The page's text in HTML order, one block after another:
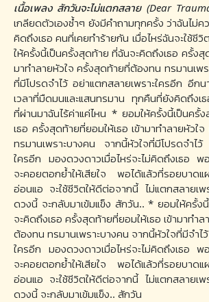
เนื้อเพลง สักวันจะไม่แตกสลาย (Dear
เกลียดตัวเองซ้ำๆ ยังมีคำถามทุกครั้ง ว่าฉันไม่
คิดถึงเธอ คนที่เคยทำร้ายกัน เมื่อไหร่ฉันจะใช้ชี
ให้ครั้งนี้เป็นครั้งสุดท้าย ที่ฉันจะคิดถึงเธอ ครั้งสุ
มาทำลายหัวใจ ครั้งสุดท้ายที่ต้องทน ทรมานเพ
ที่มีโปรดจำไว้ อย่าแตกสลายเพราะใครอีก อีก
เวลาที่มืดมนและแสนทรมาน ทุกคืนที่ยังคิดถึงเ
ที่ผ่านมาฉันไร้ค่าแค่ไหน * ยอมให้ครั้งนี้เป็นครั้
เธอ ครั้งสุดท้ายที่ยอมให้เธอ เข้ามาทำลายหัว
ทรมานเพราะบางคน จากนี้หัวใจที่มีโปรดจำไ
ใครอีก มองดวงดาวเมื่อไหร่จะไม่คิดถึงเธอ พ
จะคอยตอกย้ำให้เสียใจ พอได้แล้วที่รอยบาด
อ่อนแอ จะใช้ชีวิตให้ดีต่อจากนี้ ไม่แตกสลายเพ
ดวงนี้ จะกลับมาเข้มแข็ง สักวัน.. * ยอมให้ครั้ง
จะคิดถึงเธอ ครั้งสุดท้ายที่ยอมให้เธอ เข้ามาทำ
ต้องทน ทรมานเพราะบางคน จากนี้หัวใจที่มีจำไ
ใครอีก มองดวงดาวเมื่อไหร่จะไม่คิดถึงเธอ พ
จะคอยตอกย้ำให้เสียใจ พอได้แล้วที่รอยบาด
อ่อนแอ จะใช้ชีวิตให้ดีต่อจากนี้ ไม่แตกสลายเพ
ดวงนี้ จะกลับมาเข้มแข็ง.. สักวัน